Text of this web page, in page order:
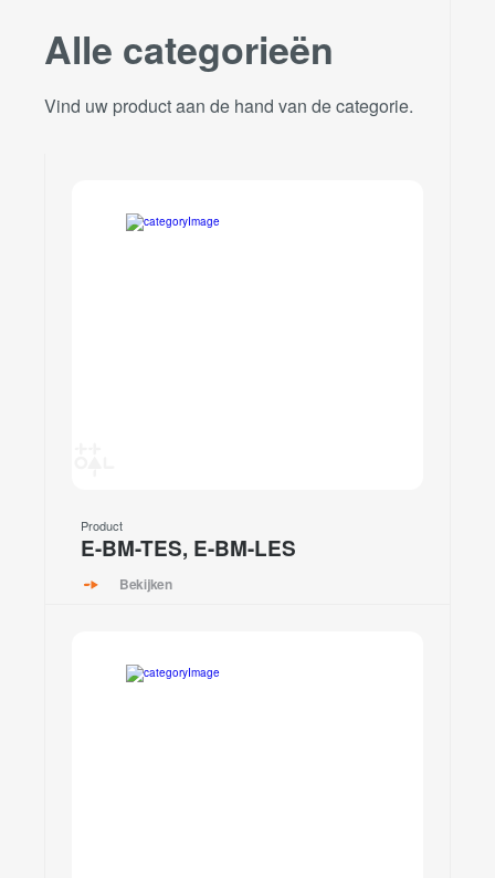
Alle categorieën
Vind uw product aan de hand van de categorie.
Product
E-BM-TES, E-BM-LES
Bekijken